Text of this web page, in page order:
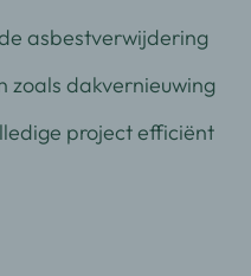
asbestverwijdering
zoals dakvernieuwing
project efficiënt